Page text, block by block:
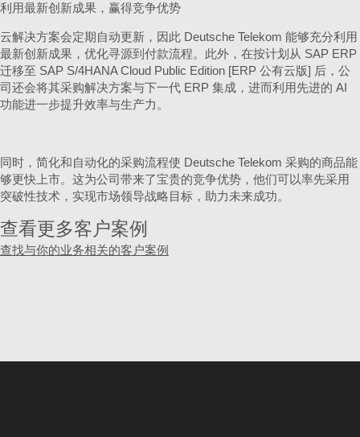
利用最新创新成果，赢得竞争优势
云解决方案会定期自动更新，因此 Deutsche Telekom 能够充分利用
最新创新成果，优化寻源到付款流程。此外，在按计划从 SAP ERP
迁移至 SAP S/4HANA Cloud Public Edition [ERP 公有云版] 后，公
司还会将其采购解决方案与下一代 ERP 集成，进而利用先进的 AI
功能进一步提升效率与生产力。
同时，简化和自动化的采购流程使 Deutsche Telekom 采购的商品能
够更快上市。这为公司带来了宝贵的竞争优势，他们可以率先采用
突破性技术，实现市场领导战略目标，助力未来成功。
查看更多客户案例
查找与你的业务相关的客户案例